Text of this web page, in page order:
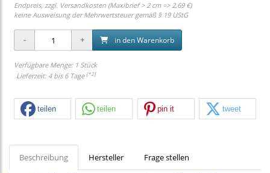
Endpreis, zzgl. Versandkosten (Maxibrief > 2 cm => 2,69 €)
keine Ausweisung der Mehrwertsteuer gemäß § 19 UStG
in den Warenkorb
Verfügbare Menge: 1 Stück
Lieferzeit: 4 bis 6 Tage [*2]
teilen teilen pin it tweet
Beschreibung Hersteller Frage stellen